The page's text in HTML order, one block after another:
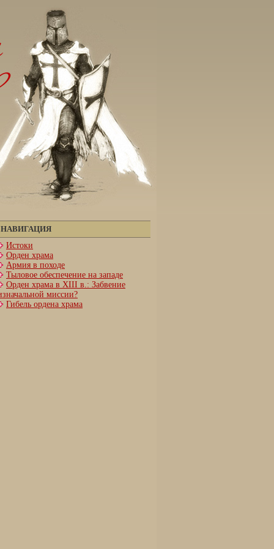
НАВИГАЦИЯ
Истоки
Орден храма
Армия в походе
Тыловое обеспечение на западе
Орден храма в XIII в.: Забвение
миссии?
Гибель ордена храма